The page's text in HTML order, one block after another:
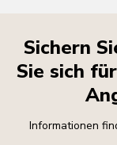
Sichern
Sie sich
Informationen